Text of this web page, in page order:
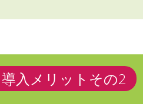
導入メリットその2